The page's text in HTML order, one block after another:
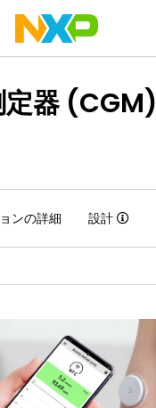
器 (CGM)
ンの詳細 設計